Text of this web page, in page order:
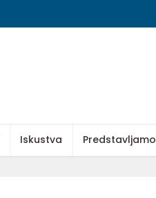
Iskustva Predstavljamo